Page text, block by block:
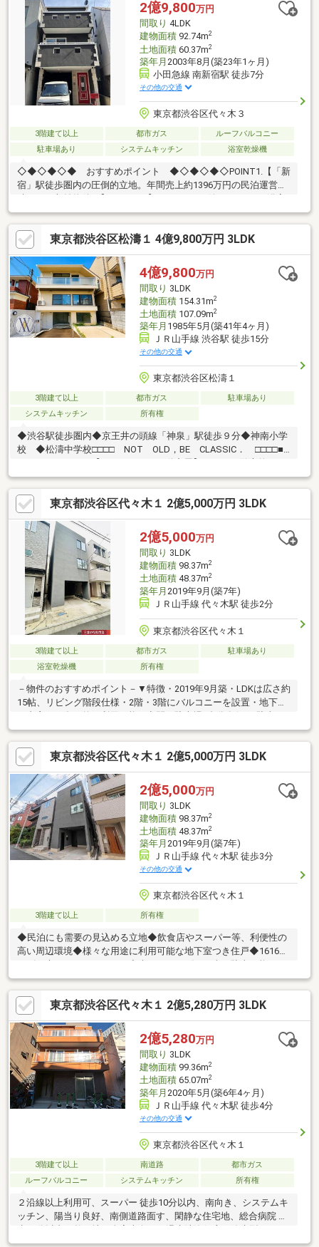
空室につき、いつでも内覧可能です◇自己居住用・投資用どちら
にもおすすめ
2億9,800万円
間取り 4LDK
建物面積92.74m2
土地面積60.37m2
築年月 2003年8月(築23年1ヶ月)
小田急線 南新宿駅 徒歩7分
その他の交通
東京都渋谷区代々木３
3階建て以上 都市ガス
ルーフバルコニー
駐車場あり
システムキッチン 浴室乾燥機
◇◆◇◆◇◆ おすすめポイント ◆◇◆◇◆◇POINT1.【「新
宿」駅徒歩圏内の圧倒的立地。年間売上約1396万円の民泊運営実
TVや食洗機、洗面台2ヶ所など充実の設備が魅力です。】POINT3.
【代々木公園が徒歩圏内で、都心にありながら豊かな自然を感じ
られる落ち着いた住環境。】
◇◆◇◆◇◆◇◆◇◆◇◆◇◆◇◆◇◆◇◆◇◆◇◆【ライ
フプラン】本物件においての住宅ローンシミュレーションはもち
ろん、本物件購入後１０～２０年後のライフサイクルの変化を見
据えた長期的なライフプランシミュレーションを実施します。
東京都渋谷区松濤１ 4億9,800万円 3LDK
4億9,800万円
間取り 3LDK
建物面積154.31m2
土地面積107.09m2
築年月 1985年5月(築41年4ヶ月)
ＪＲ山手線 渋谷駅 徒歩15分
その他の交通
東京都渋谷区松濤１
3階建て以上 都市ガス
駐車場あり
システムキッチン
所有権
◆渋谷駅徒歩圏内◆京王井の頭線「神泉」駅徒歩９分◆神南小学
校 ◆松濤中学校□□□□ NOT OLD，BE CLASSIC． □□□□■
で顧客主義を貫く事をお約束いたします。■城南エリアに特化し
た情報網を駆使し、最良の不動産をご提案。■住宅ローンシュミ
レーション無料相談会 毎日随時開催中。■ウォールメイトオリ
ジナルの住宅購入・住替え等について分かりやすく解説したガイ
ドブックをご希望者様に【無料プレゼント】～弊社ホームページ
～https://wallmate.co.jp/～
東京都渋谷区代々木１ 2億5,000万円 3LDK
2億5,000万円
間取り 3LDK
建物面積98.37m2
土地面積48.37m2
築年月 2019年9月(築7年)
ＪＲ山手線 代々木駅 徒歩2分
東京都渋谷区代々木１
3階建て以上 都市ガス
駐車場あり
浴室乾燥機
所有権
－物件のおすすめポイント－▼特徴・2019年9月築・LDKは広さ約
15帖、リビング階段仕様・2階・3階にバルコニーを設置・地下室
は書斎など多目的に利用可能な空間・駐車場1台分有(SUV駐車可
能・車種制限有)▼設備・浄水器付水栓の対面式キッチン・浴室は
1616サイズ、浴室乾燥機付▼周辺環境・まいばすけっと代々木駅
西店 徒歩2分(約120m)・ナチュラルローソン代々木駅西店 徒歩1
分(約80m)※容積率は前面道路の幅員により160％に制限されます■
ご希望の住まい探しをお手伝いします ━━━━━・・・物件の詳
細・ご相談はお気軽にお問い合わせください。
東京都渋谷区代々木１ 2億5,000万円 3LDK
2億5,000万円
間取り 3LDK
建物面積98.37m2
土地面積48.37m2
築年月 2019年9月(築7年)
ＪＲ山手線 代々木駅 徒歩3分
その他の交通
東京都渋谷区代々木１
3階建て以上 所有権
◆民泊にも需要の見込める立地◆飲食店やスーパー等、利便性の
高い周辺環境◆様々な用途に利用可能な地下室つき住戸◆1616サ
ーキングスペース※お停め頂けるかは、現地でご確認ください。
東京都渋谷区代々木１ 2億5,280万円 3LDK
2億5,280万円
間取り 3LDK
建物面積99.36m2
土地面積65.07m2
築年月 2020年5月(築6年4ヶ月)
ＪＲ山手線 代々木駅 徒歩4分
その他の交通
東京都渋谷区代々木１
3階建て以上 南道路
都市ガス
ルーフバルコニー
システムキッチン 所有権
２沿線以上利用可、スーパー 徒歩10分以内、南向き、システムキ
ッチン、陽当り良好、南側道路面す、閑静な住宅地、総合病院 徒
歩10分以内、整形地、全室南向き、温水洗浄便座、節水型トイ
レ、通風良好、３階建以上、都市ガス、ルーフバルコニー、平坦